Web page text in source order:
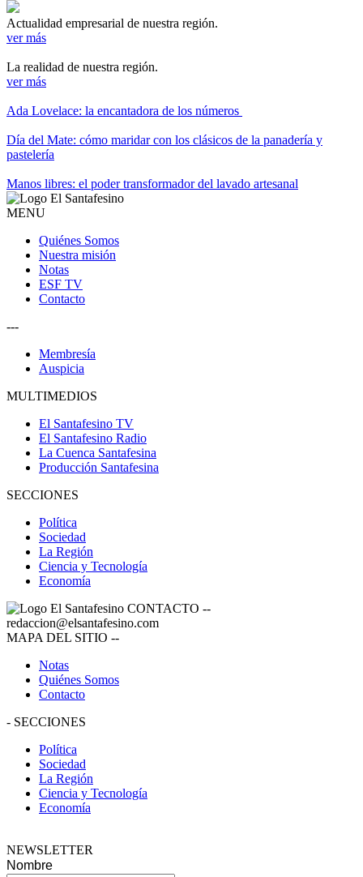
Actualidad empresarial de nuestra región.
ver más
La realidad de nuestra región.
ver más
Ada Lovelace: la encantadora de los números
Día del Mate: cómo maridar con los clásicos de la panadería y
pastelería
Manos libres: el poder transformador del lavado artesanal
MENU
Quiénes Somos
Nuestra misión
Notas
ESF TV
Contacto
---
Membresía
Auspicia
MULTIMEDIOS
El Santafesino TV
El Santafesino Radio
La Cuenca Santafesina
Producción Santafesina
SECCIONES
Política
Sociedad
La Región
Ciencia y Tecnología
Economía
CONTACTO --
redaccion@elsantafesino.com
MAPA DEL SITIO --
Notas
Quiénes Somos
Contacto
- SECCIONES
Política
Sociedad
La Región
Ciencia y Tecnología
Economía
NEWSLETTER
Nombre